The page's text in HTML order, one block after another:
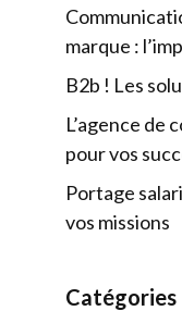
marque :
B2b ! Les
L’agence de
pour vos
Portage
vos missions
Catégories